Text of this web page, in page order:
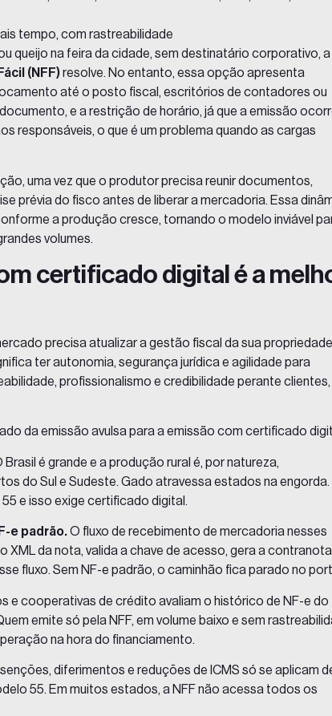
tempo, com rastreabilidade
queijo na feira da cidade, sem destinatário corporativo, a
(NFF)resolve. No entanto, essa opção apresenta
até o posto fiscal, escritórios de contadores ou
e a restrição de horário, já que a emissão
responsáveis, o que é um problema quando as cargas
uma vez que o produtor precisa reunir documentos,
prévia do fisco antes de liberar a mercadoria. Essa
a produção cresce, tornando o modelo inviável
volumes.
certificado digital é a
precisa atualizar a gestão fiscal da sua
terautonomia, segurança jurídica e agilidade para
profissionalismo e credibilidade perante clientes,
da emissão avulsa para a emissão com certificado
Brasil é grande e a produção rural é, por natureza,
do Sul e Sudeste. Gado atravessa estados na engorda.
e isso exige certificado digital.
e padrão.O fluxo de recebimento de mercadoria nesses
da nota, valida a chave de acesso, gera a
fluxo. Sem NF-e padrão, o caminhão fica parado no
e cooperativas de crédito avaliam o histórico de NF-e do
emite só pela NFF, em volume baixo e sem
na hora do financiamento.
Isenções, diferimentos e reduções de ICMS só se aplicam
55. Em muitos estados, a NFF não acessa todos os